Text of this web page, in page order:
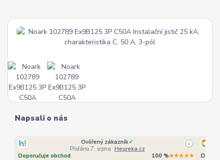
Napsali o nás
Ověřený zákazník✓
Přidáno 7. srpna · Heureka.cz
i
Doporučuje obchod 100 %★★★★★